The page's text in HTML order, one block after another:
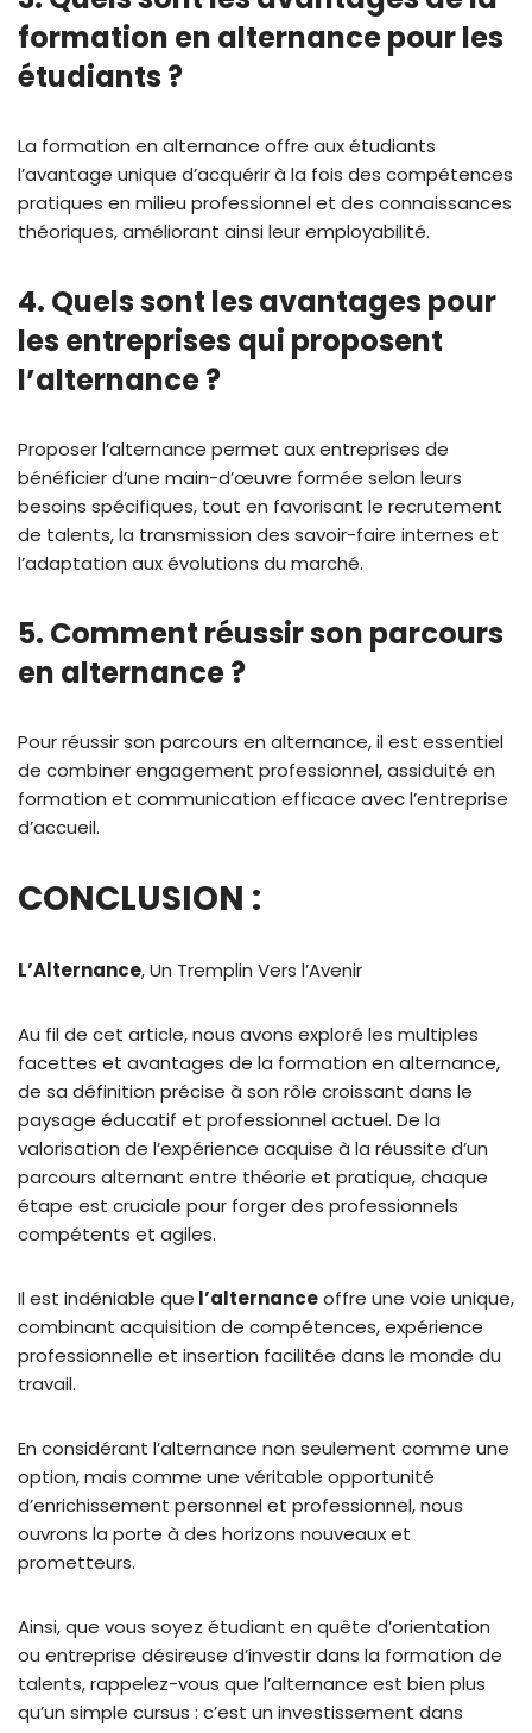
formation en alternance pour les
étudiants ?
La formation en alternance offre aux étudiants
l’avantage unique d’acquérir à la fois des compétences
pratiques en milieu professionnel et des connaissances
théoriques, améliorant ainsi leur employabilité.
4. Quels sont les avantages pour
les entreprises qui proposent
l’alternance ?
Proposer l’alternance permet aux entreprises de
bénéficier d’une main-d’œuvre formée selon leurs
besoins spécifiques, tout en favorisant le recrutement
de talents, la transmission des savoir-faire internes et
l’adaptation aux évolutions du marché.
5. Comment réussir son parcours
en alternance ?
Pour réussir son parcours en alternance, il est essentiel
de combiner engagement professionnel, assiduité en
formation et communication efficace avec l’entreprise
d’accueil.
CONCLUSION :
L’Alternance, Un Tremplin Vers l’Avenir
Au fil de cet article, nous avons exploré les multiples
facettes et avantages de la formation en alternance,
de sa définition précise à son rôle croissant dans le
paysage éducatif et professionnel actuel. De la
valorisation de l’expérience acquise à la réussite d’un
parcours alternant entre théorie et pratique, chaque
étape est cruciale pour forger des professionnels
compétents et agiles.
Il est indéniable que l’alternanceoffre une voie unique,
combinant acquisition de compétences, expérience
professionnelle et insertion facilitée dans le monde du
travail.
En considérant l’alternance non seulement comme une
option, mais comme une véritable opportunité
d’enrichissement personnel et professionnel, nous
ouvrons la porte à des horizons nouveaux et
prometteurs.
Ainsi, que vous soyez étudiant en quête d’orientation
ou entreprise désireuse d’investir dans la formation de
talents, rappelez-vous que l’alternance est bien plus
qu’un simple cursus : c’est un investissement dans